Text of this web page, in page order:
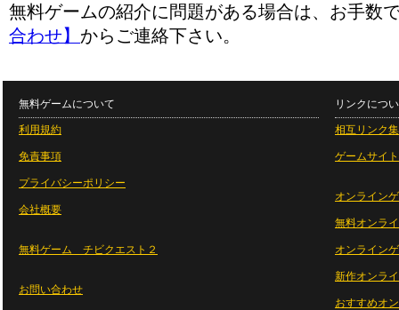
無料ゲームの紹介に問題がある場合は、お手数
合わせ】 からご連絡下さい。
無料ゲームについて
利用規約
免責事項
プライバシーポリシー
会社概要
無料ゲーム チビクエスト２
お問い合わせ
リンクにつ
相互リンク集
ゲームサイ
オンライン
無料オンラ
オンライン
新作オンラ
おすすめオ